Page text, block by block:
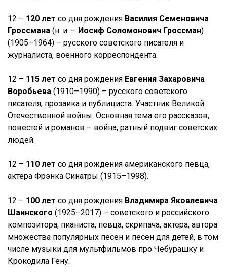
12 – 120 лет со дня рождения Василия Семеновича
Гроссмана (н. и. – Иосиф Соломонович Гроссман)
(1905–1964) – русского советского писателя и
журналиста, военного корреспондента.
12 – 115 лет со дня рождения Евгения Захаровича
Воробьева (1910–1990) – русского советского
писателя, прозаика и публициста. Участник Великой
Отечественной войны. Основная тема его рассказов,
повестей и романов – война, ратный подвиг советских
людей.
12 – 110 лет со дня рождения американского певца,
актера Фрэнка Синатры (1915–1998).
12 – 100 лет со дня рождения Владимира Яковлевича
Шаинского (1925–2017) – советского и российского
композитора, пианиста, певца, скрипача, актера, автора
множества популярных песен и песен для детей, в том
числе музыки для мультфильмов про Чебурашку и
Крокодила Гену.